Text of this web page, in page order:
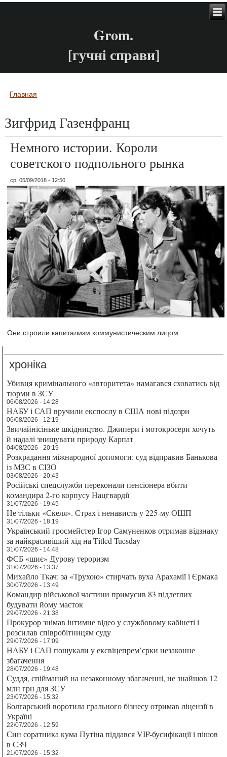
Grom.
[гучні справи]
Вы здесь
Главная
Зигфрид Газенфранц
Немного истории. Короли
советского подпольного рынка
ср, 05/09/2018 - 12:50
Они строили капитализм коммунистическим лицом.
хроніка
Убивця кримінального «авторитета» намагався сховатись від
тюрми в ЗСУ
06/08/2026 - 14:28
НАБУ і САП вручили експослу в США нові підозри
06/08/2026 - 12:19
Звичайнісіньке шкідництво. Джипери і мотокросери хочуть
й надалі знищувати природу Карпат
04/08/2026 - 20:19
Розкрадання міжнародної допомоги: суд відправив Банькова
із МЗС в СІЗО
03/08/2026 - 20:43
Російські спецслужби переконали пенсіонера вбити
командира 2-го корпусу Нацгвардії
31/07/2026 - 19:45
Не тільки «Скеля». Страх і ненависть у 225-му ОШП
31/07/2026 - 18:19
Український гросмейстер Ігор Самуненков отримав відзнаку
за найкрасивіший хід на Titled Tuesday
31/07/2026 - 14:48
ФСБ «шиє» Дурову тероризм
31/07/2026 - 13:37
Михайло Ткач: за «Трухою» стирчать вуха Арахамії і Єрмака
30/07/2026 - 13:49
Командир військової частини примусив 83 підлеглих
будувати йому маєток
29/07/2026 - 21:38
Прокурор знімав інтимне відео у службовому кабінеті і
розсилав співробітницям суду
29/07/2026 - 17:09
НАБУ і САП пошукали у ексвіцепрем’єрки незаконне
збагачення
28/07/2026 - 19:48
Суддя, спійманий на незаконному збагаченні, не знайшов 12
млн грн для ЗСУ
23/07/2026 - 15:32
Болгарський воротила грального бізнесу отримав ліцензії в
Україні
22/07/2026 - 12:59
Син соратника кума Путіна піддався VIP-бусифікації і пішов
в СЗЧ
21/07/2026 - 15:32